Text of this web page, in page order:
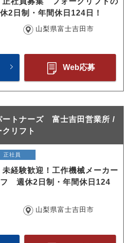
2日制・年間休日124日！
山梨県富士吉田市
Web応募
ートナーズ 富士吉田営業所 /
リフト
正社員
未経験歓迎！工作機械メーカー
週休2日制・年間休日124
山梨県富士吉田市